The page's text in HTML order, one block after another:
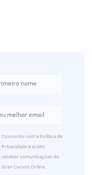
Concordo com a Política de
Privacidade e aceito
receber comunicações do
Gran Cursos Online.